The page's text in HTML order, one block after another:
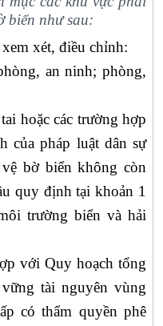
biển như sau:
xem xét, điều chỉnh:
an ninh; phòng,
hoặc các trường hợp
của pháp luật dân sự
bờ biển không còn
quy định tại khoản 1
trường biển và hải
với Quy hoạch tổng
tài nguyên vùng
có thẩm quyền phê